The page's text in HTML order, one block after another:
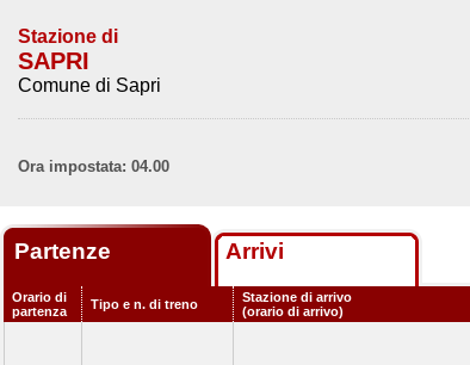
Stazione di
SAPRI
Comune di Sapri
Ora impostata: 04.00
Partenze Arrivi
Orario di
partenza
Tipo e n. di treno
Stazione di arrivo
(orario di arrivo)